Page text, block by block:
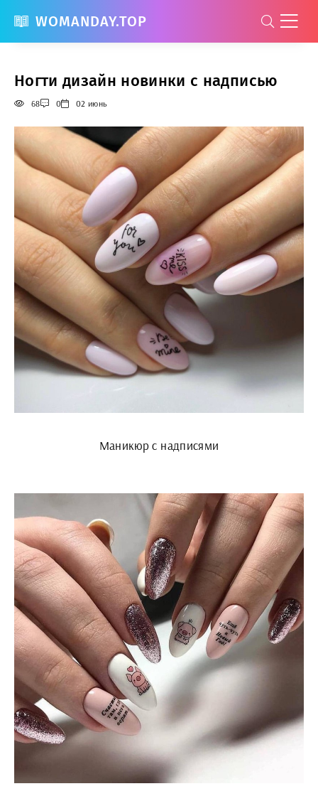
WOMANDAY.TOP
Ногти дизайн новинки с надписью
68 0 02 июнь
Маникюр с надписями